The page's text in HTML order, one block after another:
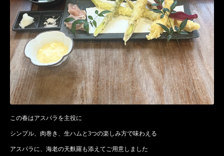
この春はアスパラを主役に
シンプル、肉巻き、生ハムと3つの楽しみ方で味わえる
アスパラに、海老の天麩羅も添えてご用意しました